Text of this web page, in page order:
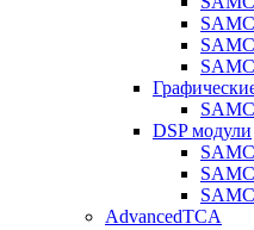
DSP модули
AdvancedTCA